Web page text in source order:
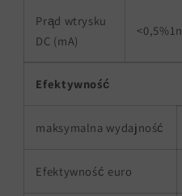
Prąd wtrysku
DC (mA)
<0,5%1n
Efektywność
maksymalna wydajność
Efektywność euro